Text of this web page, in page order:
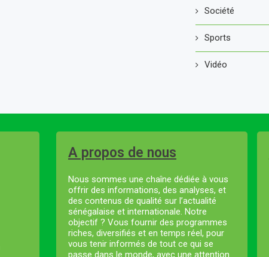
Société
Sports
Vidéo
A propos de nous
Nous sommes une chaîne dédiée à vous
offrir des informations, des analyses, et
des contenus de qualité sur l’actualité
sénégalaise et internationale. Notre
objectif ? Vous fournir des programmes
riches, diversifiés et en temps réel, pour
vous tenir informés de tout ce qui se
passe dans le monde, avec une attention